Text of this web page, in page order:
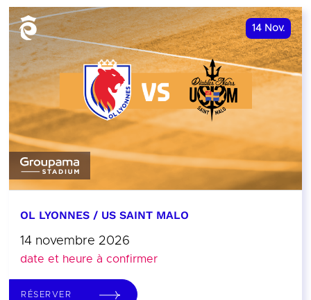
14 Nov.
OL LYONNES / US SAINT MALO
14 novembre 2026
date et heure à confirmer
RÉSERVER